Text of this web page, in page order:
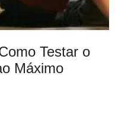
Testar o
Máximo